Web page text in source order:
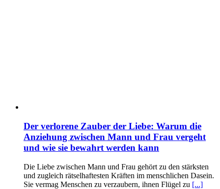
Der verlorene Zauber der Liebe: Warum die
Anziehung zwischen Mann und Frau vergeht
und wie sie bewahrt werden kann
Die Liebe zwischen Mann und Frau gehört zu den stärksten
und zugleich rätselhaftesten Kräften im menschlichen Dasein.
Sie vermag Menschen zu verzaubern, ihnen Flügel zu [...]